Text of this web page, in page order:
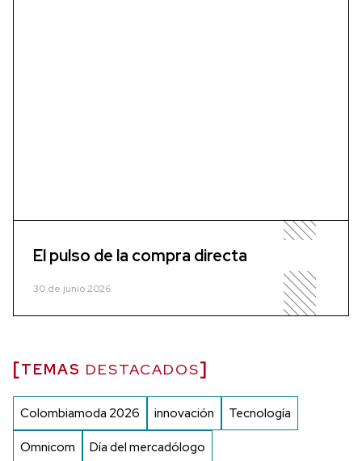
El pulso de la compra directa
30 de junio 2026
TEMAS DESTACADOS
Colombiamoda 2026 innovación Tecnología
Omnicom Día del mercadólogo